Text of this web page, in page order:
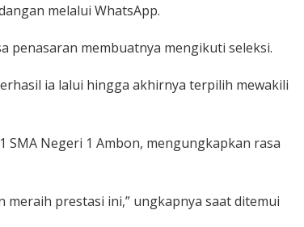
melalui WhatsApp.
penasaran membuatnya mengikuti seleksi.
ia lalui hingga akhirnya terpilih mewakili
SMA Negeri 1 Ambon, mengungkapkan rasa
meraih prestasi ini,” ungkapnya saat ditemui